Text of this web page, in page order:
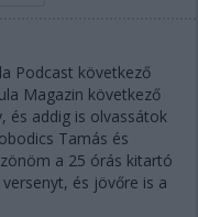
Podcast következő
Magazin következő
és addig is olvassátok
Tamás és
a 25 órás kitartó
és jövőre is a